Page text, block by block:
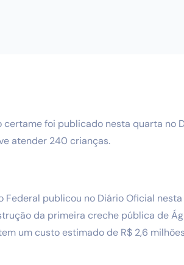
certame foi publicado nesta quarta no
atender 240 crianças.
Federal publicou no Diário Oficial
da primeira creche pública de
um custo estimado de R$ 2,6